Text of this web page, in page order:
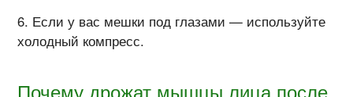
Если у вас мешки под глазами — используйте
холодный компресс.
Почему дрожат мышцы лица после